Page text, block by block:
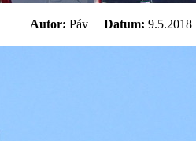
Autor: Páv Datum: 9.5.2018